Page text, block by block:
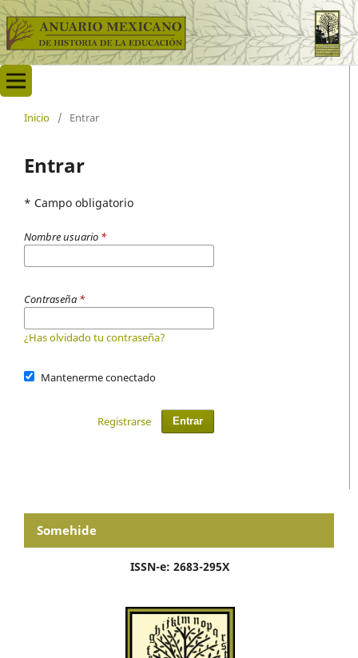
Inicio / Entrar
Entrar
* Campo obligatorio
Nombre usuario *
Contraseña *
¿Has olvidado tu contraseña?
Mantenerme conectado
Entrar
Registrarse
Somehide
ISSN-e: 2683-295X